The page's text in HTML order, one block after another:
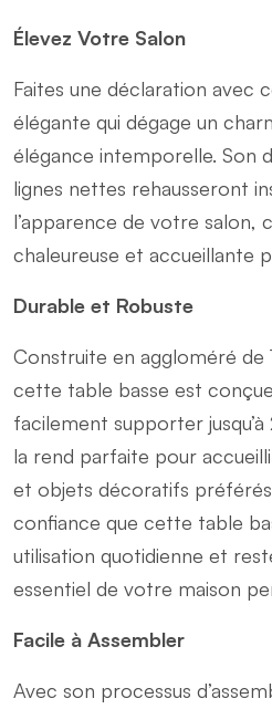
Élevez Votre Salon
Faites une déclaration avec
élégante qui dégage un
élégance intemporelle. Son
lignes nettes rehausseront
l’apparence de votre salon,
chaleureuse et accueillante
Durable et Robuste
Construite en aggloméré de
cette table basse est
facilement supporter
la rend parfaite pour
et objets décoratifs
confiance que cette table
utilisation quotidienne et
essentiel de votre maison
Facile à Assembler
Avec son processus